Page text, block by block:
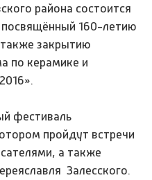
района состоится
посвящённый 160-летию
закрытию
по керамике и
фестиваль
пройдут встречи
а также
Залесского.